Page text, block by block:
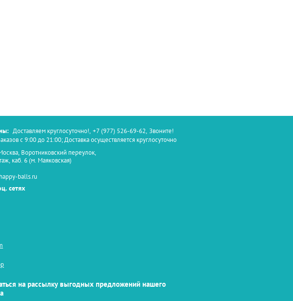
Доставляем круглосуточно!, +7 (977) 526-69-62, Звоните!
с 9:00 до 21:00; Доставка осуществляется круглосуточно
Воротниковский переулок,
каб. 6 (м. Маяковская)
balls.ru
сетях
на рассылку выгодных предложений нашего